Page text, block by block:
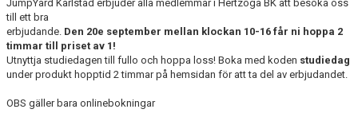
JumpYard Karlstad erbjuder alla medlemmar i Hertzöga BK att besöka oss
till ett bra
erbjudande. Den 20e september mellan klockan 10-16 får ni hoppa 2
timmar till priset av 1!
Utnyttja studiedagen till fullo och hoppa loss! Boka med koden studiedag
under produkt hopptid 2 timmar på hemsidan för att ta del av erbjudandet.
OBS gäller bara onlinebokningar